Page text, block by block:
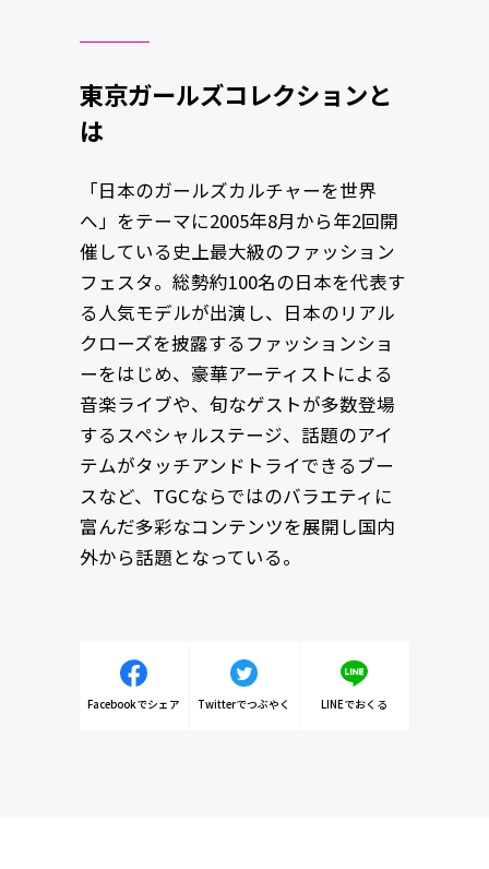
東京ガールズコレクションと
は
「日本のガールズカルチャーを世界
へ」をテーマに2005年8月から年2回開
催している史上最大級のファッション
フェスタ。総勢約100名の日本を代表す
る人気モデルが出演し、日本のリアル
クローズを披露するファッションショ
ーをはじめ、豪華アーティストによる
音楽ライブや、旬なゲストが多数登場
するスペシャルステージ、話題のアイ
テムがタッチアンドトライできるブー
スなど、TGCならではのバラエティに
富んだ多彩なコンテンツを展開し国内
外から話題となっている。
Facebookでシェア Twitterでつぶやく LINEでおくる